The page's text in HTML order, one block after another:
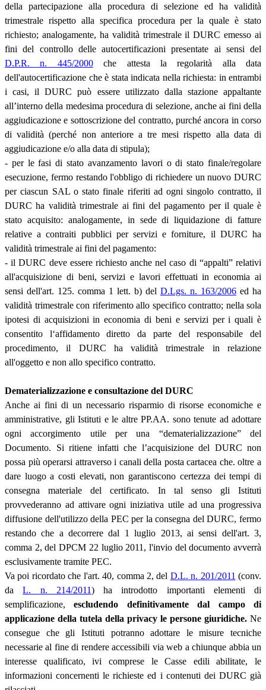
della partecipazione alla procedura di selezione ed ha validità
trimestrale rispetto alla specifica procedura per la quale è stato
richiesto; analogamente, ha validità trimestrale il DURC emesso ai
fini del controllo delle autocertificazioni presentate ai sensi del
D.P.R. n. 445/2000che attesta la regolarità alla data
dell'autocertificazione che è stata indicata nella richiesta: in entrambi
i casi, il DURC può essere utilizzato dalla stazione appaltante
all’interno della medesima procedura di selezione, anche ai fini della
aggiudicazione e sottoscrizione del contratto, purché ancora in corso
di validità (perché non anteriore a tre mesi rispetto alla data di
aggiudicazione e/o alla data di stipula);
- per le fasi di stato avanzamento lavori o di stato finale/regolare
esecuzione, fermo restando l'obbligo di richiedere un nuovo DURC
per ciascun SAL o stato finale riferiti ad ogni singolo contratto, il
DURC ha validità trimestrale ai fini del pagamento per il quale è
stato acquisito: analogamente, in sede di liquidazione di fatture
relative a contraiti pubblici per servizi e forniture, il DURC ha
validità trimestrale ai fini del pagamento:
- il DURC deve essere richiesto anche nel caso di “appalti” relativi
all'acquisizione di beni, servizi e lavori effettuati in economia ai
sensi dell'art. 125. comma 1 lett. b) del D.Lgs. n. 163/2006 ed ha
validità trimestrale con riferimento allo specifico contratto; nella sola
ipotesi di acquisizioni in economia di beni e servizi per i quali è
consentito l‘affidamento diretto da parte del responsabile del
procedimento, il DURC ha validità trimestrale in relazione
all'oggetto e non allo specifico contratto.
Dematerializzazione e consultazione del DURC
Anche ai fini di un necessario risparmio di risorse economiche e
amministrative, gli Istituti e le altre PP.AA. sono tenute ad adottare
ogni accorgimento utile per una “dematerializzazione” del
Documento. Si ritiene infatti che l’acquisizione del DURC non
possa più operarsi attraverso i canali della posta cartacea che. oltre a
dare luogo a costi elevati, non garantiscono certezza dei tempi di
consegna materiale del certificato. In tal senso gli Istituti
provvederanno ad attivare ogni iniziativa utile ad una progressiva
diffusione dell'utilizzo della PEC per la consegna del DURC, fermo
restando che a decorrere dal 1 luglio 2013, ai sensi dell'art. 3,
comma 2, del DPCM 22 luglio 2011, l'invio del documento avverrà
esclusivamente tramite PEC.
Va poi ricordato che l'art. 40, comma 2, del D.L. n. 201/2011 (conv.
daL. n. 214/2011) ha introdotto importanti elementi di
semplificazione,escludendo definitivamente dal campo di
applicazione della tutela della privacy le persone giuridiche. Ne
consegue che gli Istituti potranno adottare le misure tecniche
necessarie al fine di rendere accessibili via web a chiunque abbia un
interesse qualificato, ivi comprese le Casse edili abilitate, le
informazioni concernenti le richieste ed i contenuti dei DURC già